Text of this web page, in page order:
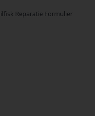
Reparatie Formulier